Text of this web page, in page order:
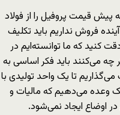
قیمت پروفیل را از فولاد
گرفتم، گفتند که تا ۲۰ روز آینده فروش نداریم باید تکلیف
کنید که ما توانسته‌ایم در
چه می‌کنند باید فکر اساسی به
تا یک واحد تولیدی با
وعده می‌دهیم که مالیات و
اوضاع ایجاد نمی‌شود.